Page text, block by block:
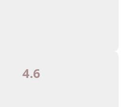
4.6